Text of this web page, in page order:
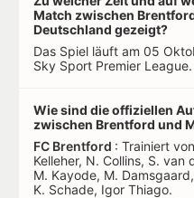
Match zwischen
Deutschland gezeigt?
Das Spiel läuft am 05
Sky Sport Premier League.
Wie sind die offiziellen
zwischen Brentford und
FC Brentford : Trainiert
Kelleher, N. Collins, S. van
M. Kayode, M.
K. Schade, Igor Thiago.